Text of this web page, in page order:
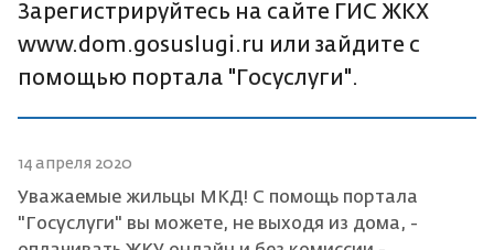
Зарегистрируйтесь на сайте ГИС ЖКХ
www.dom.gosuslugi.ru или зайдите с
помощью портала "Госуслуги".
14 апреля 2020
Уважаемые жильцы МКД! С помощь портала
"Госуслуги" вы можете, не выходя из дома, -